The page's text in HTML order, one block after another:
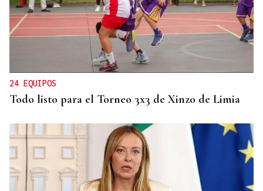
24 EQUIPOS
Todo listo para el Torneo 3x3 de Xinzo de Limia